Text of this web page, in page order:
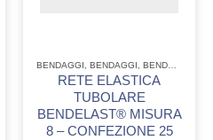
BENDAGGI , BENDAGGI , BENDAGGI
RETE ELASTICA
TUBOLARE
BENDELAST® MISURA
8 – CONFEZIONE 25